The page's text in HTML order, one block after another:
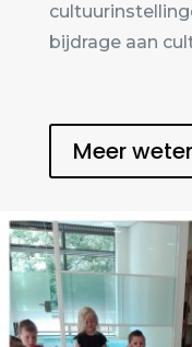
bijdrage aan
Meer